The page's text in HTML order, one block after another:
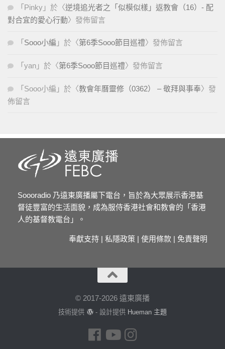
「 Pinky 」於〈逆境追光者之「似模似樣」返教會（16）- 配
對合宜的愛心行動〉發佈留言
「 Sooo小編 」於〈第6季Sooo節目巡禮〉發佈留言
「 yan 」於〈第6季Sooo節目巡禮〉發佈留言
「 Sooo小編 」於〈教會年曆靈修（0362） – 敬拜與事奉〉發
佈留言
Soooradio 乃遠東廣播屬下電台，旨於為大眾展示香港基
督徒豐富的生活面貌，成為服侍香港社會和教會的「香港
人的基督教電台」。
奉獻支持 | 私隱政策 | 使用條款 | 免責聲明
© 2017-2026 遠東廣播
技術提供 - 設計提供 Hueman 主題